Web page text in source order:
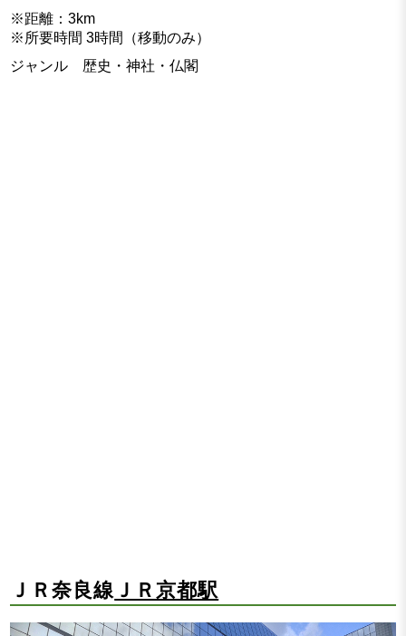
※距離：3km
※所要時間 3時間（移動のみ）
ジャンル 歴史・神社・仏閣
ＪＲ奈良線 ＪＲ京都駅